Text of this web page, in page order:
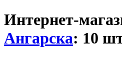
Интернет-
Ангарска: 10